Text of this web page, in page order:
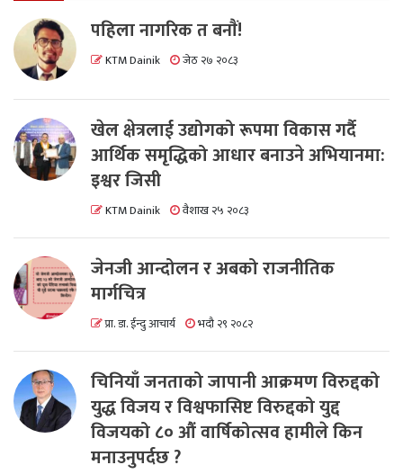
पहिला नागरिक त बनाैं!
KTM Dainik जेठ २७ २०८३
खेल क्षेत्रलाई उद्योगको रूपमा विकास गर्दै
आर्थिक समृद्धिको आधार बनाउने अभियानमा:
इश्वर जिसी
KTM Dainik वैशाख २५ २०८३
जेनजी आन्दोलन र अबको राजनीतिक
मार्गचित्र
प्रा. डा. ईन्दु आचार्य भदौ २९ २०८२
चिनियाँ जनताको जापानी आक्रमण विरुद्दको
युद्ध विजय र विश्वफासिष्ट विरुद्दको युद्द
विजयको ८० औं वार्षिकोत्सव हामीले किन
मनाउनुपर्दछ ?